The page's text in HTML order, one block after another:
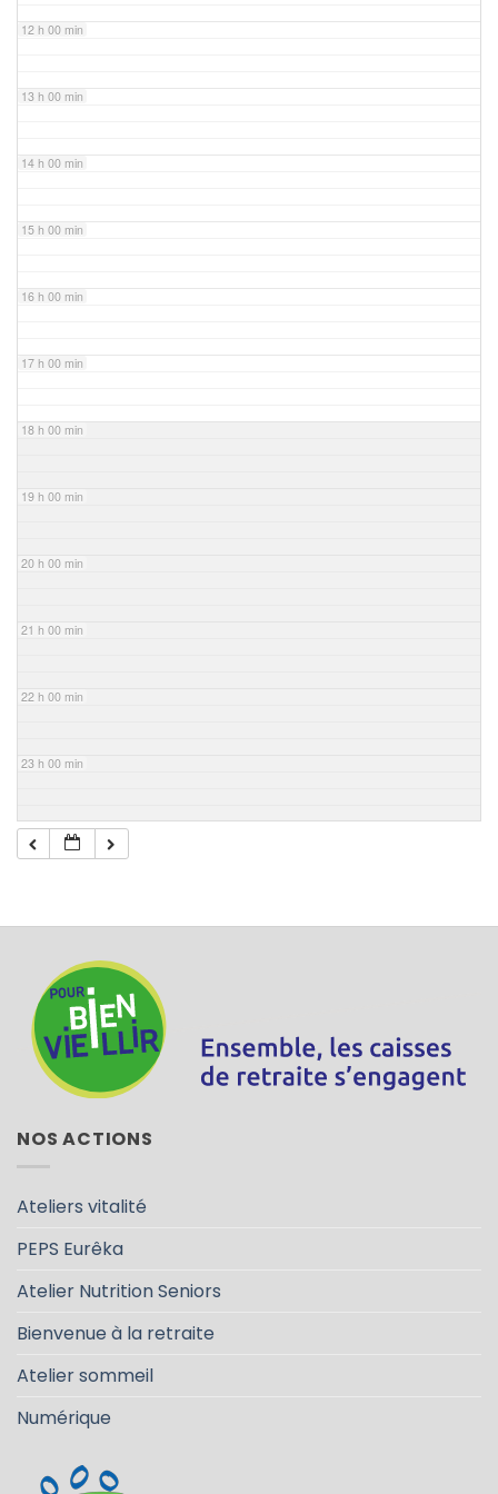
12 h 00 min
13 h 00 min
14 h 00 min
15 h 00 min
16 h 00 min
17 h 00 min
18 h 00 min
19 h 00 min
20 h 00 min
21 h 00 min
22 h 00 min
23 h 00 min
NOS ACTIONS
Ateliers vitalité
PEPS Eurêka
Atelier Nutrition Seniors
Bienvenue à la retraite
Atelier sommeil
Numérique